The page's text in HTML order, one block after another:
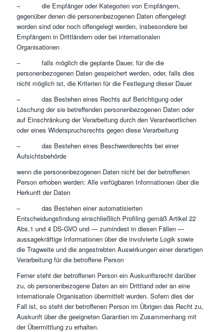
– die Empfänger oder Kategorien von Empfängern,
gegenüber denen die personenbezogenen Daten offengelegt
worden sind oder noch offengelegt werden, insbesondere bei
Empfängern in Drittländern oder bei internationalen
Organisationen
– falls möglich die geplante Dauer, für die die
personenbezogenen Daten gespeichert werden, oder, falls dies
nicht möglich ist, die Kriterien für die Festlegung dieser Dauer
– das Bestehen eines Rechts auf Berichtigung oder
Löschung der sie betreffenden personenbezogenen Daten oder
auf Einschränkung der Verarbeitung durch den Verantwortlichen
oder eines Widerspruchsrechts gegen diese Verarbeitung
– das Bestehen eines Beschwerderechts bei einer
Aufsichtsbehörde
wenn die personenbezogenen Daten nicht bei der betroffenen
Person erhoben werden: Alle verfügbaren Informationen über die
Herkunft der Daten
– das Bestehen einer automatisierten
Entscheidungsfindung einschließlich Profiling gemäß Artikel 22
Abs.1 und 4 DS-GVO und — zumindest in diesen Fällen —
aussagekräftige Informationen über die involvierte Logik sowie
die Tragweite und die angestrebten Auswirkungen einer derartigen
Verarbeitung für die betroffene Person
Ferner steht der betroffenen Person ein Auskunftsrecht darüber
zu, ob personenbezogene Daten an ein Drittland oder an eine
internationale Organisation übermittelt wurden. Sofern dies der
Fall ist, so steht der betroffenen Person im Übrigen das Recht zu,
Auskunft über die geeigneten Garantien im Zusammenhang mit
der Übermittlung zu erhalten.